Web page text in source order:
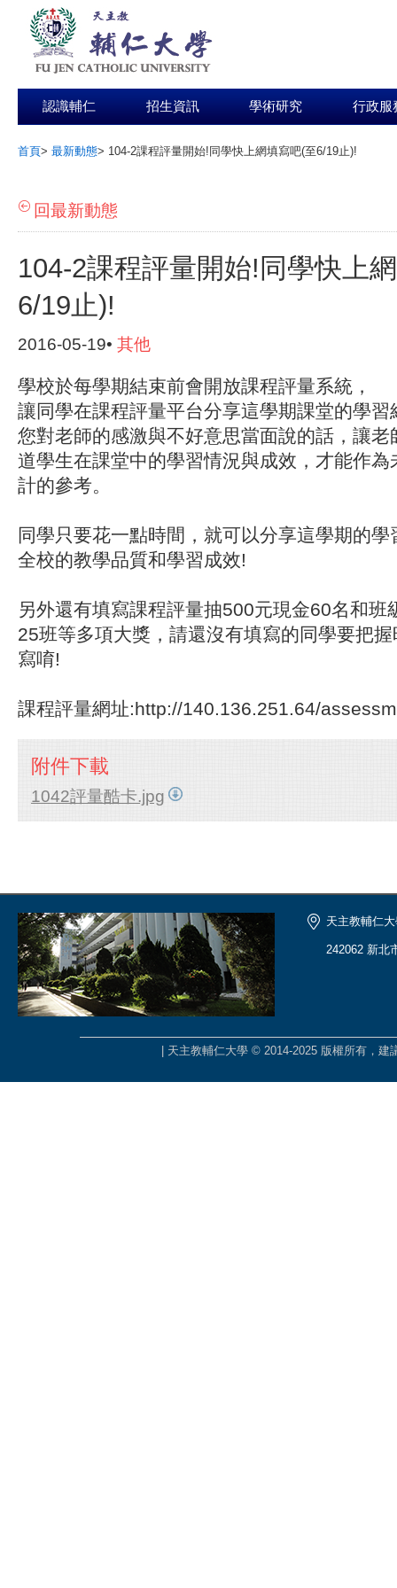
認識輔仁 招生資訊 學術研究 行政服
首頁> 最新動態> 104-2課程評量開始!同學快上網填寫吧(至6/19止)!
回最新動態
104-2課程評量開始!同學快上
6/19止)!
2016-05-19• 其他
學校於每學期結束前會開放課程評量系統，
讓同學在課程評量平台分享這學期課堂的學習
您對老師的感激與不好意思當面說的話，讓老
道學生在課堂中的學習情況與成效，才能作為
計的參考。
同學只要花一點時間，就可以分享這學期的
全校的教學品質和學習成效!
另外還有填寫課程評量抽500元現金60名和班
25班等多項大獎，請還沒有填寫的同學要把
寫唷!
課程評量網址:http://140.136.251.64/
附件下載
1042評量酷卡.jpg
天主教輔仁
242062 新北
| 天主教輔仁大學 © 2014-2025 版權所有，